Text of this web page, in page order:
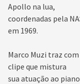
Apollo na lua,
coordenadas pela
em 1969.
Marco Muzi traz com
clipe que mistura
sua atuação ao